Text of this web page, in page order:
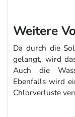
Weitere
Da durch die
gelangt, wird
Auch die
Ebenfalls wird
Chlorverluste